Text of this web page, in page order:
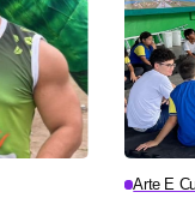
Arte E